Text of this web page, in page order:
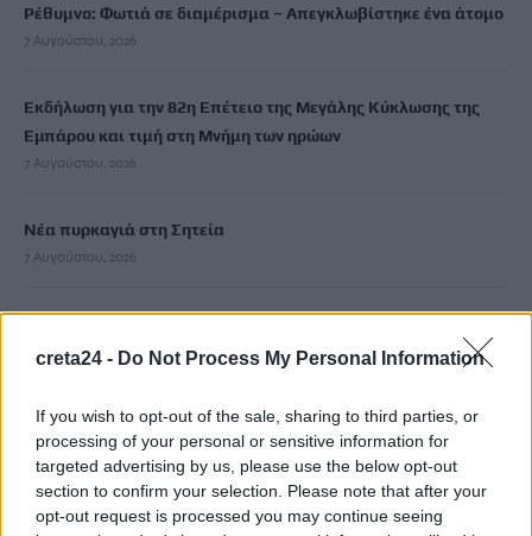
creta24 - Do Not Process My Personal Information
If you wish to opt-out of the sale, sharing to third parties, or
processing of your personal or sensitive information for
targeted advertising by us, please use the below opt-out
section to confirm your selection. Please note that after your
opt-out request is processed you may continue seeing
Ρέθυμνο: Φωτιά σε διαμέρισμα – Απεγκλωβίστηκε ένα άτομο
7 Αυγούστου, 2026
Εκδήλωση για την 82η Επέτειο της Μεγάλης Κύκλωσης της
Εμπάρου και τιμή στη Μνήμη των ηρώων
7 Αυγούστου, 2026
Νέα πυρκαγιά στη Σητεία
7 Αυγούστου, 2026
7 Αυγούστου, 2026
Θρήνος στην Πάτρα: «Έσβησε» βρέφος μόλις οκτώ ημερών
7 Αυγούστου, 2026
Αρχεία UFO: Νέα ανατριχιαστικά βίντεο – Αθόρυβα ιπτάμενα